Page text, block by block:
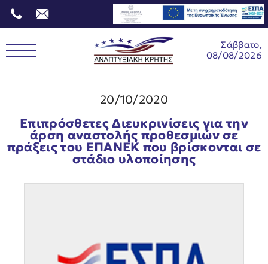
Σάββατο,
08/08/2026
20/10/2020
Επιπρόσθετες Διευκρινίσεις για την
άρση αναστολής προθεσμιών σε
πράξεις του ΕΠΑΝΕΚ που βρίσκονται σε
στάδιο υλοποίησης